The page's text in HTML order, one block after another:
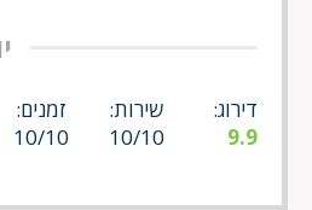
דירוג:
9.9
שירות:
10/10
זמנים:
10/10